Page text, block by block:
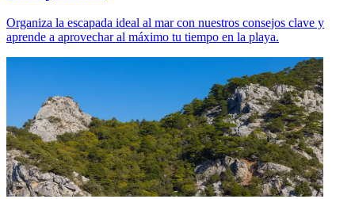
Organiza la escapada ideal al mar con nuestros consejos clave y
aprende a aprovechar al máximo tu tiempo en la playa.